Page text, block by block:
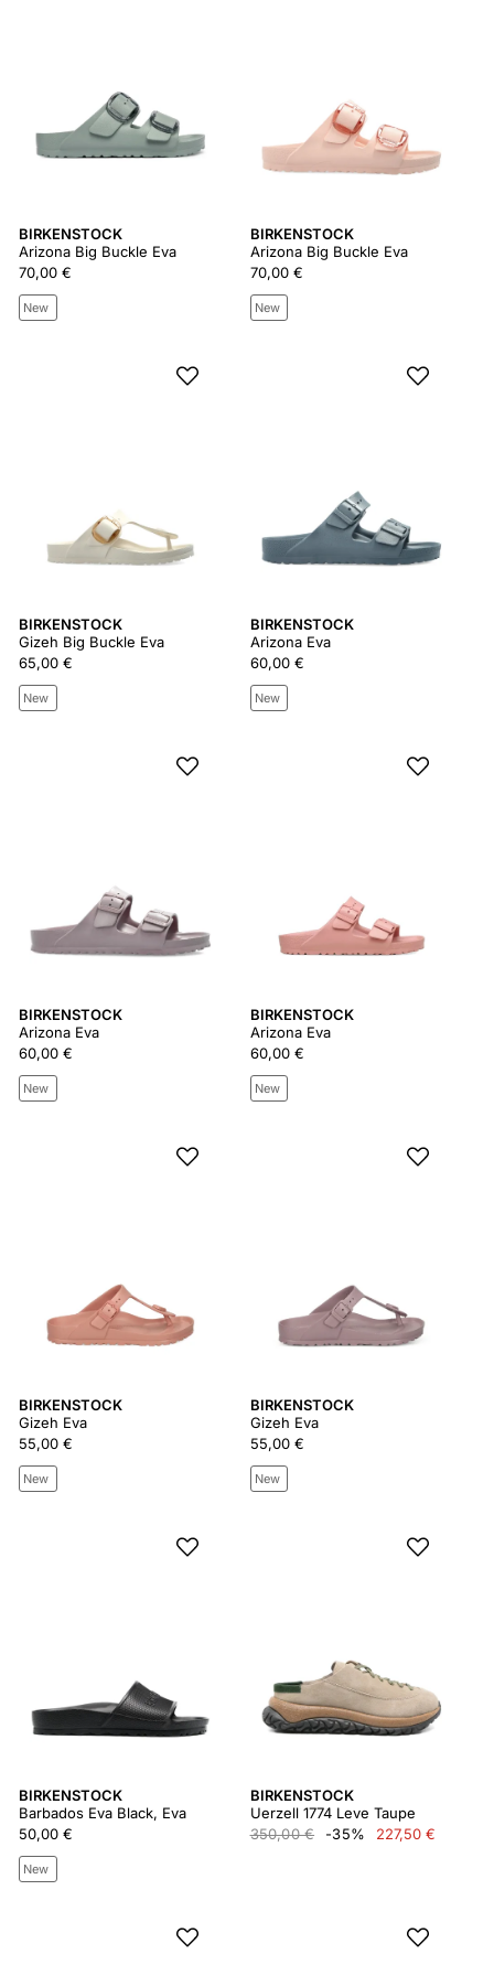
BIRKENSTOCK
Arizona Big Buckle Eva
70,00 €
New
BIRKENSTOCK
Arizona Big Buckle Eva
70,00 €
New
BIRKENSTOCK
Gizeh Big Buckle Eva
65,00 €
New
BIRKENSTOCK
Arizona Eva
60,00 €
New
BIRKENSTOCK
Arizona Eva
60,00 €
New
BIRKENSTOCK
Arizona Eva
60,00 €
New
BIRKENSTOCK
Gizeh Eva
55,00 €
New
BIRKENSTOCK
Gizeh Eva
55,00 €
New
BIRKENSTOCK
Barbados Eva Black, Eva
50,00 €
New
BIRKENSTOCK
Uerzell 1774 Leve Taupe
350,00 €
-35% 227,50 €